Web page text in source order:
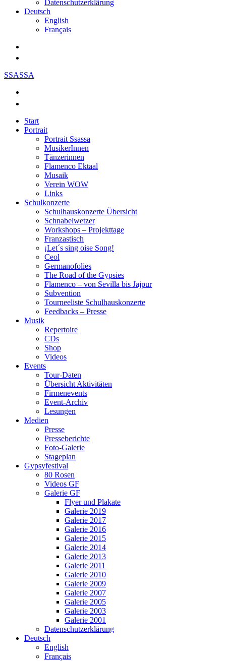
Datenschutzerklärung
Deutsch
English
Français
SSASSA
Start
Portrait
Portrait Ssassa
MusikerInnen
Tänzerinnen
Flamenco Ektaal
Musaik
Verein WOW
Links
Schulkonzerte
Schulhauskonzerte Übersicht
Schnabelwetzer
Workshops – Projekttage
Franzastisch
¡Let´s sing oise Song!
Ceol
Germanofolies
The Road of the Gypsies
Flamenco – von Sevilla bis Jajpur
Subvention
Tourneeliste Schulhauskonzerte
Feedbacks – Presse
Musik
Repertoire
CDs
Shop
Videos
Events
Tour-Daten
Übersicht Aktivitäten
Firmenevents
Event-Archiv
Lesungen
Medien
Presse
Presseberichte
Foto-Galerie
Stageplan
Gypsyfestival
80 Rosen
Videos GF
Galerie GF
Flyer und Plakate
Galerie 2019
Galerie 2017
Galerie 2016
Galerie 2015
Galerie 2014
Galerie 2013
Galerie 2011
Galerie 2010
Galerie 2009
Galerie 2007
Galerie 2005
Galerie 2003
Galerie 2001
Datenschutzerklärung
Deutsch
English
Français